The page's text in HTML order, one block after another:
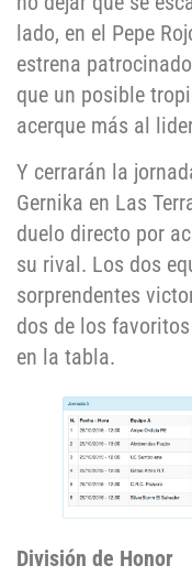
lado, en el Pepe
estrena
que un posible
acerque más al
Y cerrarán la
Gernika en Las
duelo directo por
su rival. Los dos
sorprendentes
dos de los
en la tabla.
División de Honor